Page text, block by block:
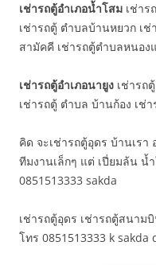
เช่ารถตู้อำเภอน้ำโสม เช่าร
เช่ารถตู้ ตำบลบ้านหยวก เ
สามัคคี เช่ารถตู้ตำบลหนอง
เช่ารถตู้อำเภอนายูง เช่ารถ
เช่ารถตู้ ตำบล บ้านก้อง เช่
คิด จะเช่ารถตู้อุดร บ้านเร
ทีมงานเล็กๆ แต่ เปี่ยมล้น น้
0851513333 sakda
เช่ารถตู้อุดร เช่ารถตู้สนาม
โทร 0851513333 k sakda